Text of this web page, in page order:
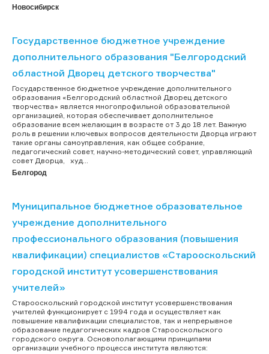
Новосибирск
Государственное бюджетное учреждение
дополнительного образования "Белгородский
областной Дворец детского творчества"
Государственное бюджетное учреждение дополнительного
образования «Белгородский областной Дворец детского
творчества» является многопрофильной образовательной
организацией, которая обеспечивает дополнительное
образование всем желающим в возрасте от 3 до 18 лет. Важную
роль в решении ключевых вопросов деятельности Дворца играют
такие органы самоуправления, как общее собрание,
педагогический совет, научно-методический совет, управляющий
cовет Дворца, худ...
Белгород
Муниципальное бюджетное образовательное
учреждение дополнительного
профессионального образования (повышения
квалификации) специалистов «Старооскольский
городской институт усовершенствования
учителей»
Старооскольский городской институт усовершенствования
учителей функционирует с 1994 года и осуществляет как
повышение квалификации специалистов, так и непрерывное
образование педагогических кадров Старооскольского
городского округа. Основополагающими принципами
организации учебного процесса института являются: